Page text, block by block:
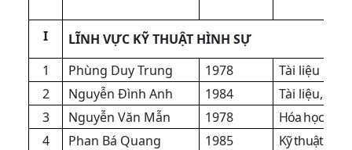
I
LĨNH VỰC KỸ THUẬT HÌNH SỰ
1
Phùng Duy Trung 1978
Tài liệu
2
Nguyễn Đình Anh 1984
Tài liệu,
3
Nguyễn Văn Mẫn 1978
Hóa học,
4
Phan Bá Quang 1985
Kỹ thuật số -